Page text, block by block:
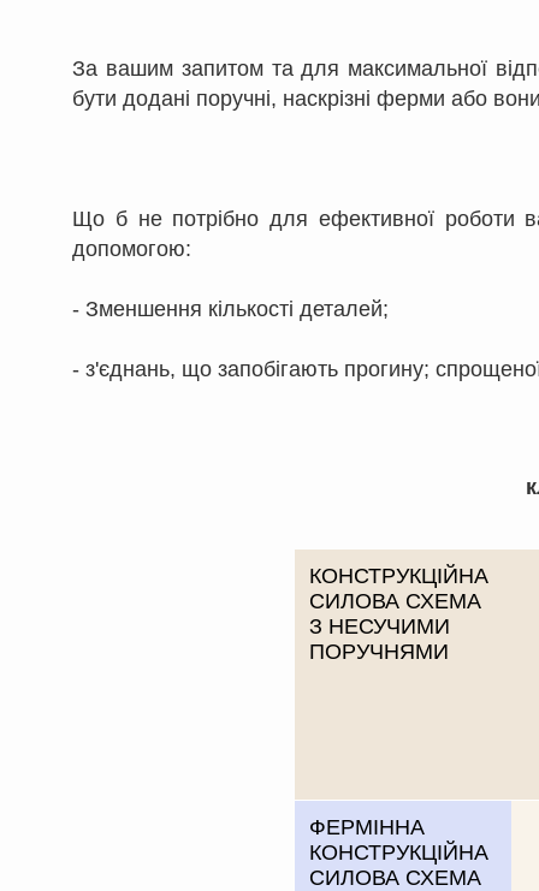
За вашим запитом та для максимальної
бути додані поручні, наскрізні ферми або
Що б не потрібно для ефективної роботи
допомогою:
- Зменшення кількості деталей;
- з'єднань, що запобігають прогину;
КОНСТРУКЦІЙНА
СИЛОВА СХЕМА
З НЕСУЧИМИ
ПОРУЧНЯМИ
ФЕРМІННА
КОНСТРУКЦІЙНА
СИЛОВА СХЕМА